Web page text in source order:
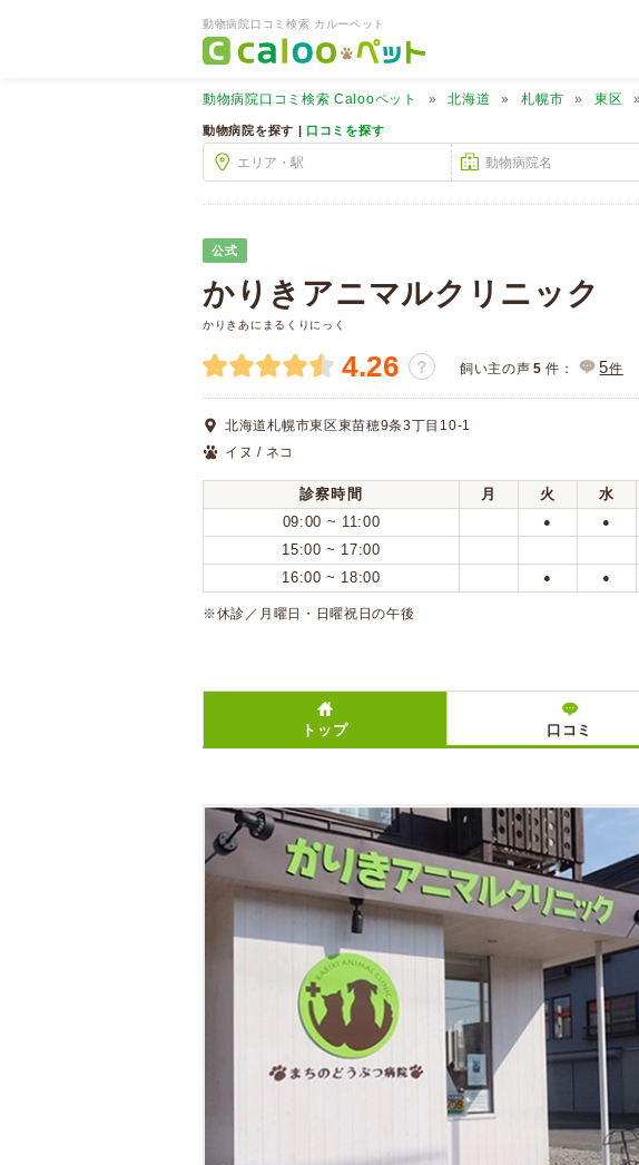
動物病院口コミ検索 カルーペット
動物病院口コミ検索 Calooペット 北海道 札幌市 東区
動物病院を探す | 口コミを探す
公式
かりきアニマルクリニック
かりきあにまるくりにっく
4.26 ？ 飼い主の声 5 件： 5件
北海道札幌市東区東苗穂9条3丁目10-1
イヌ / ネコ
診察時間 月 火 水
09:00 ~ 11:00
● ●
15:00 ~ 17:00
16:00 ~ 18:00 ● ●
※休診／月曜日・日曜祝日の午後
トップ 口コミ